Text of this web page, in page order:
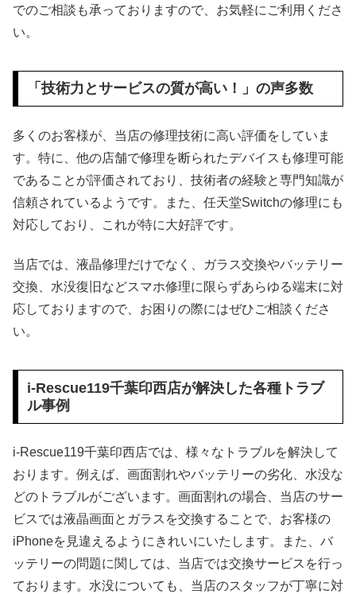
でのご相談も承っておりますので、お気軽にご利用くださ
い。
「技術力とサービスの質が高い！」の声多数
多くのお客様が、当店の修理技術に高い評価をしていま
す。特に、他の店舗で修理を断られたデバイスも修理可能
であることが評価されており、技術者の経験と専門知識が
信頼されているようです。また、任天堂Switchの修理にも
対応しており、これが特に大好評です。
当店では、液晶修理だけでなく、ガラス交換やバッテリー
交換、水没復旧などスマホ修理に限らずあらゆる端末に対
応しておりますので、お困りの際にはぜひご相談くださ
い。
i-Rescue119千葉印西店が解決した各種トラブ
ル事例
i-Rescue119千葉印西店では、様々なトラブルを解決して
おります。例えば、画面割れやバッテリーの劣化、水没な
どのトラブルがございます。画面割れの場合、当店のサー
ビスでは液晶画面とガラスを交換することで、お客様の
iPhoneを見違えるようにきれいにいたします。また、バ
ッテリーの問題に関しては、当店では交換サービスを行っ
ております。水没についても、当店のスタッフが丁寧に対